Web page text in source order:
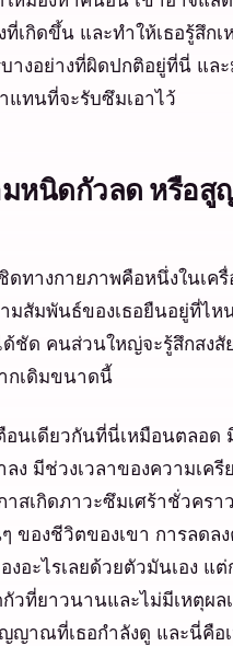
เกิดขึ้น และทำให้เธอรู้สึกเ
างอย่างที่ผิดปกติอยู่ที่นี่ แล
แทนที่จะรับซึมเอาไว้
หนิดกัวลด หรือสู
ดทางกายภาพคือหนึ่งในเค
มสัมพันธ์ของเธอยืนอยู่ที่ไห
ด้ชัด คนส่วนใหญ่จะรู้สึกสงสั
กเดิมขนาดนี้
อนเดียวกันที่นี่เหมือนตลอด
ลง มีช่วงเวลาของความเค
าสเกิดภาวะซึมเศร้าชั่วคร
ของชีวิตของเขา การลดล
งอะไรเลยด้วยตัวมันเอง แ
วที่ยาวนานและไม่มีเหตุผล
ญาณที่เธอกำลังดู และนี่คือ